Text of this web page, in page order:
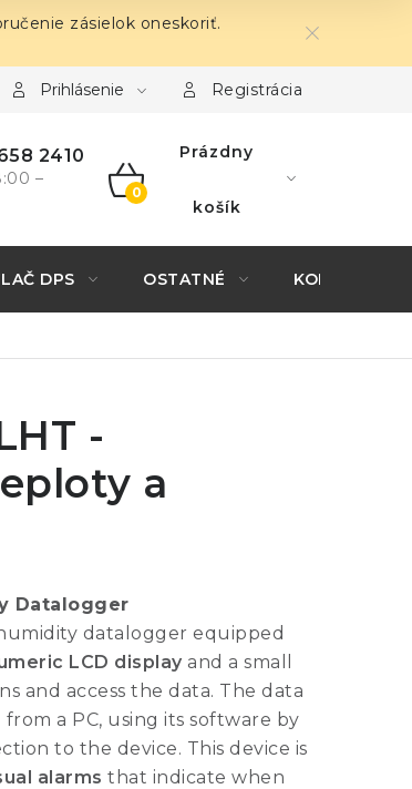
zásielok oneskoriť.
Prihlásenie Registrácia
2410
–
NÁKUPNÝ
Prázdny
košík
DPS OSTATNÉ KONTAKTY
-
a
Datalogger
datalogger equipped
LCD display and a small
and access the data. The data
a PC, using its software by
to the device. This device is
alarms that indicate when